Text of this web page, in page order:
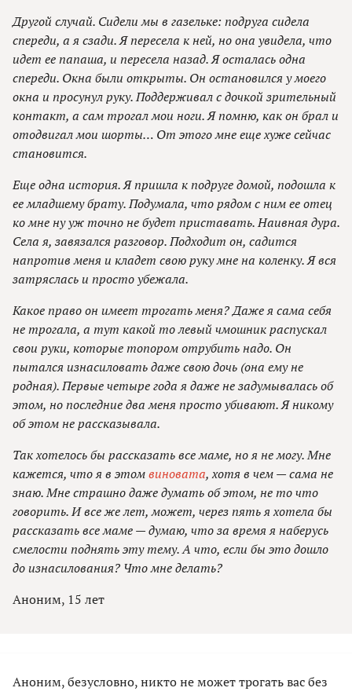
Другой случай. Сидели мы в газельке: подруга сидела
спереди, а я сзади. Я пересела к ней, но она увидела, что
идет ее папаша, и пересела назад. Я осталась одна
спереди. Окна были открыты. Он остановился у моего
окна и просунул руку. Поддерживал с дочкой зрительный
контакт, а сам трогал мои ноги. Я помню, как он брал и
отодвигал мои шорты… От этого мне еще хуже сейчас
становится.
Еще одна история. Я пришла к подруге домой, подошла к
ее младшему брату. Подумала, что рядом с ним ее отец
ко мне ну уж точно не будет приставать. Наивная дура.
Села я, завязался разговор. Подходит он, садится
напротив меня и кладет свою руку мне на коленку. Я вся
затряслась и просто убежала.
Какое право он имеет трогать меня? Даже я сама себя
не трогала, а тут какой то левый чмошник распускал
свои руки, которые топором отрубить надо. Он
пытался изнасиловать даже свою дочь (она ему не
родная). Первые четыре года я даже не задумывалась об
этом, но последние два меня просто убивают. Я никому
об этом не рассказывала.
Так хотелось бы рассказать все маме, но я не могу. Мне
кажется, что я в этомвиновата, хотя в чем — сама не
знаю. Мне страшно даже думать об этом, не то что
говорить. И все же лет, может, через пять я хотела бы
рассказать все маме — думаю, что за время я наберусь
смелости поднять эту тему. А что, если бы это дошло
до изнасилования? Что мне делать?
Аноним, 15 лет
Аноним, безусловно, никто не может трогать вас без